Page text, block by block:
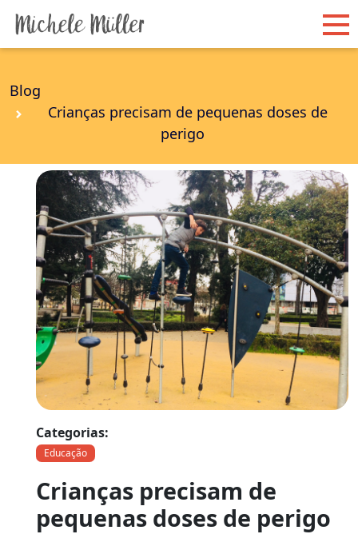
Blog
Crianças precisam de pequenas doses de
perigo
Categorias:
Educação
Crianças precisam de
pequenas doses de perigo